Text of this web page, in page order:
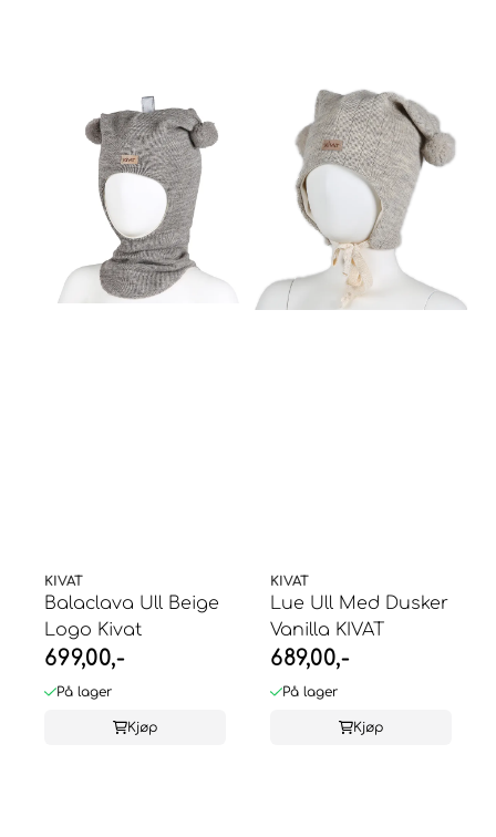
KIVAT
Balaclava Ull Beige
Logo Kivat
699,00,-
På lager
Kjøp
KIVAT
Lue Ull Med Dusker
Vanilla KIVAT
689,00,-
På lager
Kjøp